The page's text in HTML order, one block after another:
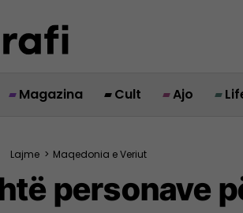
Magazina Cult Ajo
Lajme > Maqedonia e Veriut
personave